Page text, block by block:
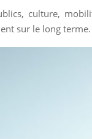
culture,
sur le long terme.